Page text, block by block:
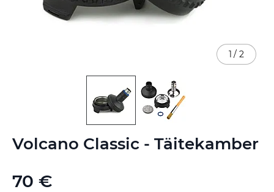
Volcano Classic - Täitekamber
70 €
1 / 2
to
of